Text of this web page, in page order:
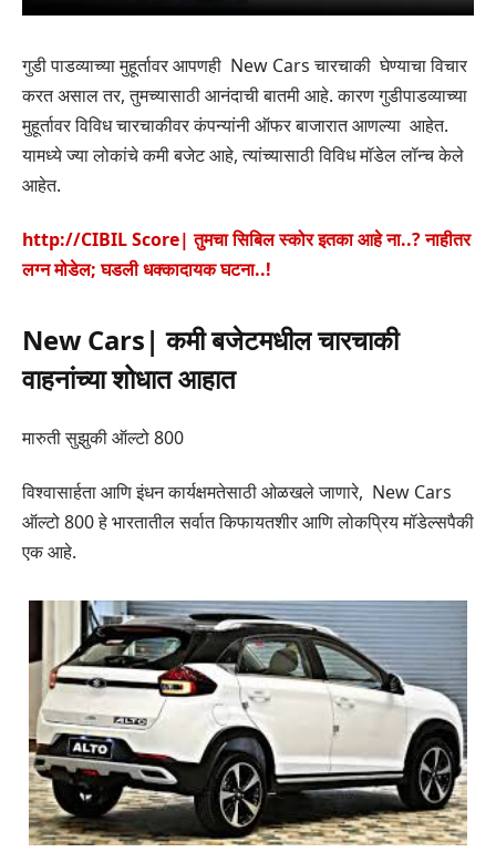
गुडी पाडव्याच्या मुहूर्तावर आपणही New Cars चारचाकी घेण्याचा विचार
करत असाल तर, तुमच्यासाठी आनंदाची बातमी आहे. कारण गुडीपाडव्याच्या
मुहूर्तावर विविध चारचाकीवर कंपन्यांनी ऑफर बाजारात आणल्या आहेत.
यामध्ये ज्या लोकांचे कमी बजेट आहे, त्यांच्यासाठी विविध मॉडेल लॉन्च केले
आहेत.
http://CIBIL Score| तुमचा सिबिल स्कोर इतका आहे ना..? नाहीतर
लग्न मोडेल; घडली धक्कादायक घटना..!
New Cars| कमी बजेटमधील चारचाकी
वाहनांच्या शोधात आहात
मारुती सुझुकी ऑल्टो 800
विश्वासार्हता आणि इंधन कार्यक्षमतेसाठी ओळखले जाणारे, New Cars
ऑल्टो 800 हे भारतातील सर्वात किफायतशीर आणि लोकप्रिय मॉडेल्सपैकी
एक आहे.​